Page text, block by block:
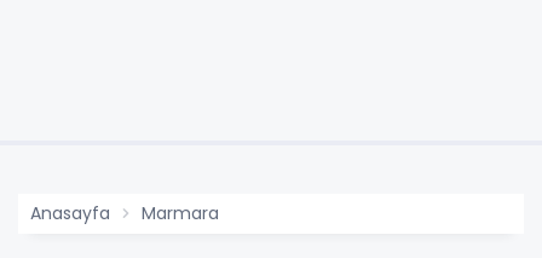
Anasayfa Marmara